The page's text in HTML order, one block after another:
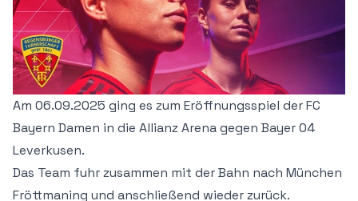
Am 06.09.2025 ging es zum Eröffnungsspiel der FC
Bayern Damen in die Allianz Arena gegen Bayer 04
Leverkusen.
Das Team fuhr zusammen mit der Bahn nach München
Fröttmaning und anschließend wieder zurück.